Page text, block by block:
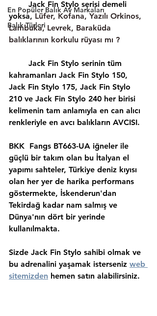
En Popüler Balık Av Markaları
Balık Türleri
yoksa, Lüfer, Kofana, Yazılı Orkinos,
Lambuka, Levrek, Baraküda
balıklarının korkulu rüyası mı ?
kahramanları Jack Fin Stylo 150,
Jack Fin Stylo 175, Jack Fin Stylo
210 ve Jack Fin Stylo 240 her birisi
kelimenin tam anlamıyla en can alıcı
renkleriyle en avcı balıkların AVCISI.
BKK  Fangs BT663-UA iğneler ile
güçlü bir takım olan bu İtalyan el
yapımı sahteler, Türkiye deniz kıyısı
olan her yer de harika performans
göstermekte, İskenderun'dan
Tekirdağ kadar nam salmış ve
Dünya'nın dört bir yerinde
kullanılmakta.
Sizde Jack Fin Stylo sahibi olmak ve
bu adrenalini yaşamak isterseniz web
sitemizden hemen satın alabilirsiniz.